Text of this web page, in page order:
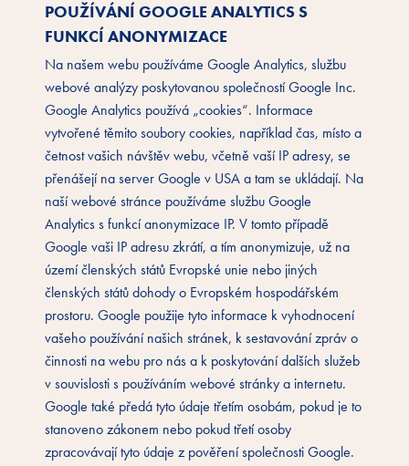
POUŽÍVÁNÍ GOOGLE ANALYTICS S
FUNKCÍ ANONYMIZACE
Na našem webu používáme Google Analytics, službu
webové analýzy poskytovanou společností Google Inc.
Google Analytics používá „cookies“. Informace
vytvořené těmito soubory cookies, například čas, místo a
četnost vašich návštěv webu, včetně vaší IP adresy, se
přenášejí na server Google v USA a tam se ukládají. Na
naší webové stránce používáme službu Google
Analytics s funkcí anonymizace IP. V tomto případě
Google vaši IP adresu zkrátí, a tím anonymizuje, už na
území členských států Evropské unie nebo jiných
členských států dohody o Evropském hospodářském
prostoru. Google použije tyto informace k vyhodnocení
vašeho používání našich stránek, k sestavování zpráv o
činnosti na webu pro nás a k poskytování dalších služeb
v souvislosti s používáním webové stránky a internetu.
Google také předá tyto údaje třetím osobám, pokud je to
stanoveno zákonem nebo pokud třetí osoby
zpracovávají tyto údaje z pověření společnosti Google.